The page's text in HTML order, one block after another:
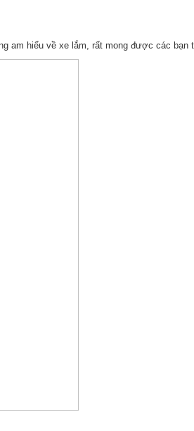
am hiểu về xe lắm, rất mong được các bạn